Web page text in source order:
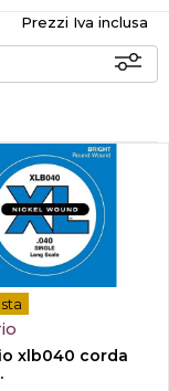
Prezzi Iva inclusa
xlb040 corda